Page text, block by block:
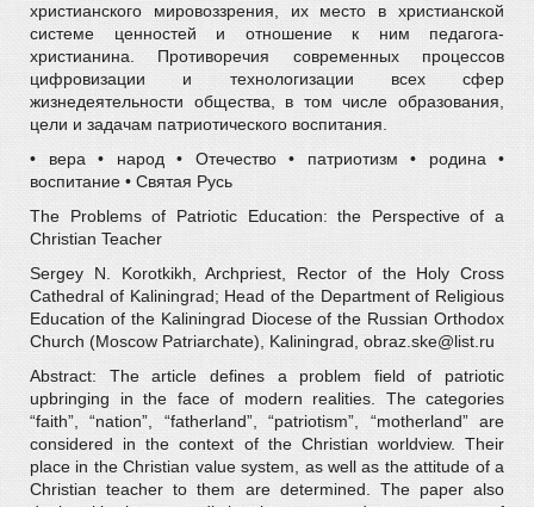
христианского мировоззрения, их место в христианской
системе ценностей и отношение к ним педагога-
христианина. Противоречия современных процессов
цифровизации и технологизации всех сфер
жизнедеятельности общества, в том числе образования,
цели и задачам патриотического воспитания.
• вера • народ • Отечество • патриотизм • родина •
воспитание • Святая Русь
The Problems of Patriotic Education: the Perspective of a
Christian Teacher
Sergey N. Korotkikh, Archpriest, Rector of the Holy Cross
Cathedral of Kaliningrad; Head of the Department of Religious
Education of the Kaliningrad Diocese of the Russian Orthodox
Church (Moscow Patriarchate), Kaliningrad, obraz.ske@list.ru
Abstract: The article defines a problem field of patriotic
upbringing in the face of modern realities. The categories
“faith”, “nation”, “fatherland”, “patriotism”, “motherland” are
considered in the context of the Christian worldview. Their
place in the Christian value system, as well as the attitude of a
Christian teacher to them are determined. The paper also